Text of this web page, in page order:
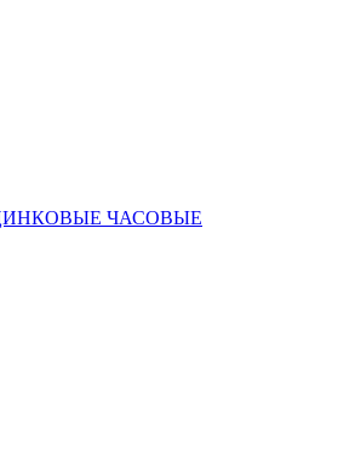
ЧАСОВЫЕ